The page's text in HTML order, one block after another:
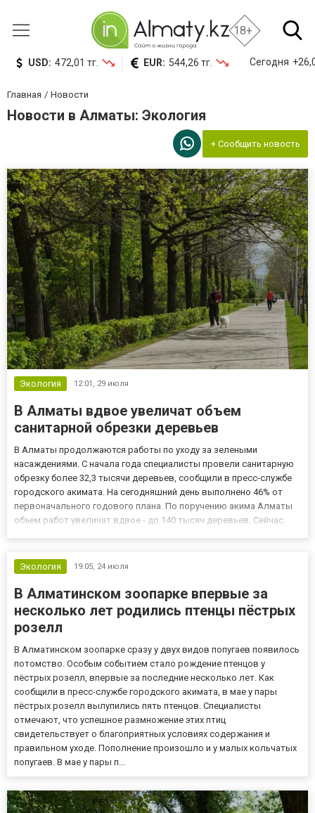
18+
USD: 472,01 тг. EUR: 544,26 тг. Сегодня
Главная Новости
Новости в Алматы: Экология
+ Сообщить новость
Экология 12:01, 29 июля
В Алматы вдвое увеличат объем
санитарной обрезки деревьев
В Алматы продолжаются работы по уходу за зелеными
насаждениями. С начала года специалисты провели санитарную
обрезку более 32,3 тысячи деревьев, сообщили в пресс-службе
городского акимата. На сегодняшний день выполнено 46% от
первоначального годового плана. По поручению акима Алматы
объем работ увеличат вдвое - до 140 тысяч деревьев. Сейчас
специа...
Экология 19:05, 24 июля
В Алматинском зоопарке впервые за
несколько лет родились птенцы пёстрых
розелл
В Алматинском зоопарке сразу у двух видов попугаев появилось
потомство. Особым событием стало рождение птенцов у
пёстрых розелл, впервые за последние несколько лет. Как
сообщили в пресс-службе городского акимата, в мае у пары
пёстрых розелл вылупились пять птенцов. Специалисты
отмечают, что успешное размножение этих птиц
свидетельствует о благоприятных условиях содержания и
правильном уходе. Пополнение произошло и у малых кольчатых
попугаев. В мае у пары п...